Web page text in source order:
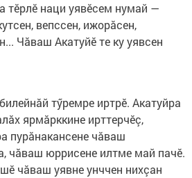
тӗрлӗ наци уявӗсем нумай —
вепссен, ижорăсен,
Чăваш Акатуйӗ те ку уявсен
тӳремре иртрӗ. Акатуйра
ярмăрккине ирттерчӗç,
пурăнакансене чăваш
чăваш юррисене илтме май пачӗ.
чăваш уявне унччен нихçан